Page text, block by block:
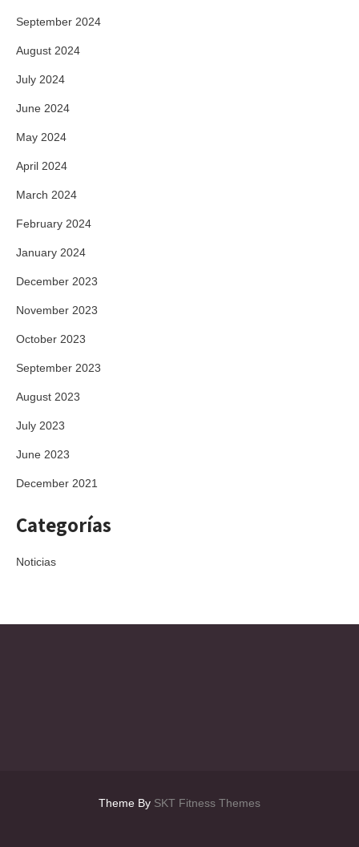
September 2024
August 2024
July 2024
June 2024
May 2024
April 2024
March 2024
February 2024
January 2024
December 2023
November 2023
October 2023
September 2023
August 2023
July 2023
June 2023
December 2021
Categorías
Noticias
Theme By SKT Fitness Themes